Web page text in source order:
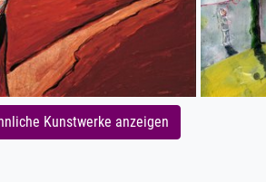
Kunstwerke anzeigen